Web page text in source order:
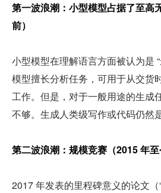
第一波浪潮：小型模型占据了至高
前）
小型模型在理解语言方面被认为是
模型擅长分析任务，可用于从交货
工作。但是，对于一般用途的生成
不够。生成人类级写作或代码仍然
第二波浪潮：规模竞赛（2015 年至
2017 年发表的里程碑意义的论文